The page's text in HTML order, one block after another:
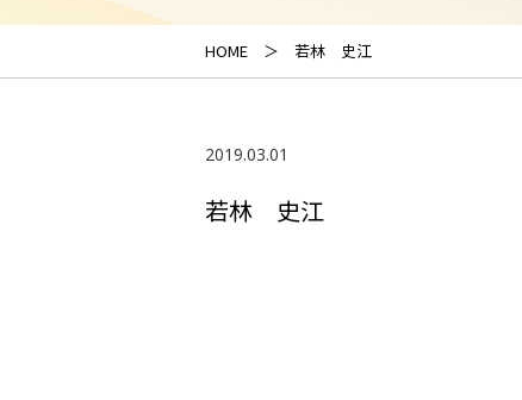
HOME 若林 史江
2019.03.01
若林 史江